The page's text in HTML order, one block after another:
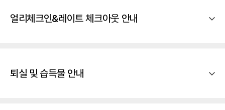
얼리체크인&레이트 체크아웃 안내
퇴실 및 습득물 안내